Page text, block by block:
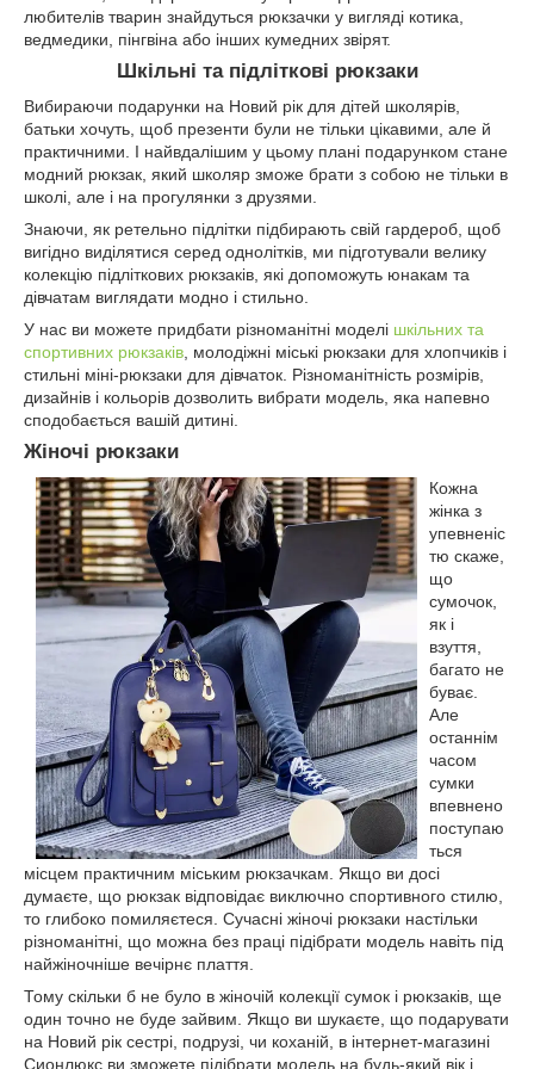
любителів тварин знайдуться рюкзачки у вигляді котика,
ведмедики, пінгвіна або інших кумедних звірят.
Шкільні та підліткові рюкзаки
Вибираючи подарунки на Новий рік для дітей школярів,
батьки хочуть, щоб презенти були не тільки цікавими, але й
практичними. І найвдалішим у цьому плані подарунком стане
модний рюкзак, який школяр зможе брати з собою не тільки в
школі, але і на прогулянки з друзями.
Знаючи, як ретельно підлітки підбирають свій гардероб, щоб
вигідно виділятися серед однолітків, ми підготували велику
колекцію підліткових рюкзаків, які допоможуть юнакам та
дівчатам виглядати модно і стильно.
У нас ви можете придбати різноманітні моделі шкільних та
спортивних рюкзаків, молодіжні міські рюкзаки для хлопчиків і
стильні міні-рюкзаки для дівчаток. Різноманітність розмірів,
дизайнів і кольорів дозволить вибрати модель, яка напевно
сподобається вашій дитині.
Жіночі рюкзаки
Кожна
жінка з
упевненіс
тю скаже,
що
сумочок,
як і
взуття,
багато не
буває.
Але
останнім
часом
сумки
впевнено
поступаю
ться
місцем практичним міським рюкзачкам. Якщо ви досі
думаєте, що рюкзак відповідає виключно спортивного стилю,
то глибоко помиляєтеся. Сучасні жіночі рюкзаки настільки
різноманітні, що можна без праці підібрати модель навіть під
найжіночніше вечірнє плаття.
Тому скільки б не було в жіночій колекції сумок і рюкзаків, ще
один точно не буде зайвим. Якщо ви шукаєте, що подарувати
на Новий рік сестрі, подрузі, чи коханій, в інтернет-магазині
Сионлюкс ви зможете підібрати модель на будь-який вік і